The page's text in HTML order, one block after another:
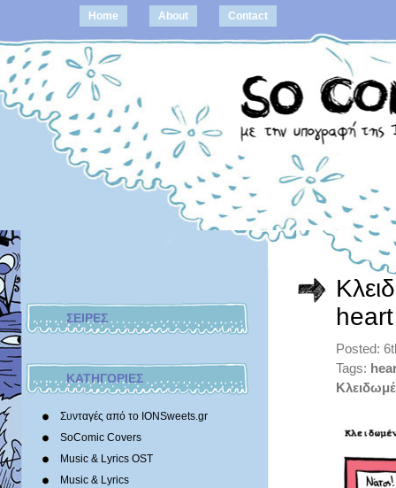
Home About Contact
ΣΕΙΡΕΣ
ΚΑΤΗΓΟΡΙΕΣ
Συνταγές από το IONSweets.gr
SoComic Covers
Music & Lyrics OST
Music & Lyrics
Posted:
Tags: